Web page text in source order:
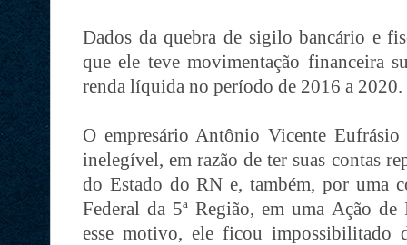
Dados da quebra de sigilo bancário e
que ele teve movimentação financeira
renda líquida no período de 2016 a 2020.
O empresário Antônio Vicente Eufrásio
inelegível, em razão de ter suas contas
do Estado do RN e, também, por uma
Federal da 5ª Região, em uma Ação
esse motivo, ele ficou impossibilitado